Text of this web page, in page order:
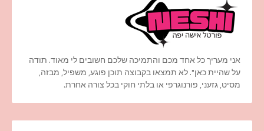
אני מעריך כל אחד מכם והתמיכה שלכם חשובים לי מאוד. תודה
על שהיית כאן". לא תמצאו בקבוצה תוכן פוגע, משפיל, מבזה,
מסיט, גזעני, פורנוגרפי או בלתי חוקי בכל צורה אחרת.